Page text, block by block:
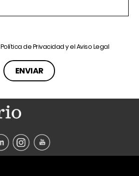
Política de Privacidady elAviso Legal